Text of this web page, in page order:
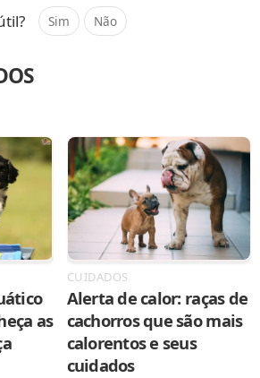
Sim Não
as
CUIDADOS
Alerta de calor: raças de
cachorros que são mais
calorentos e seus
cuidados